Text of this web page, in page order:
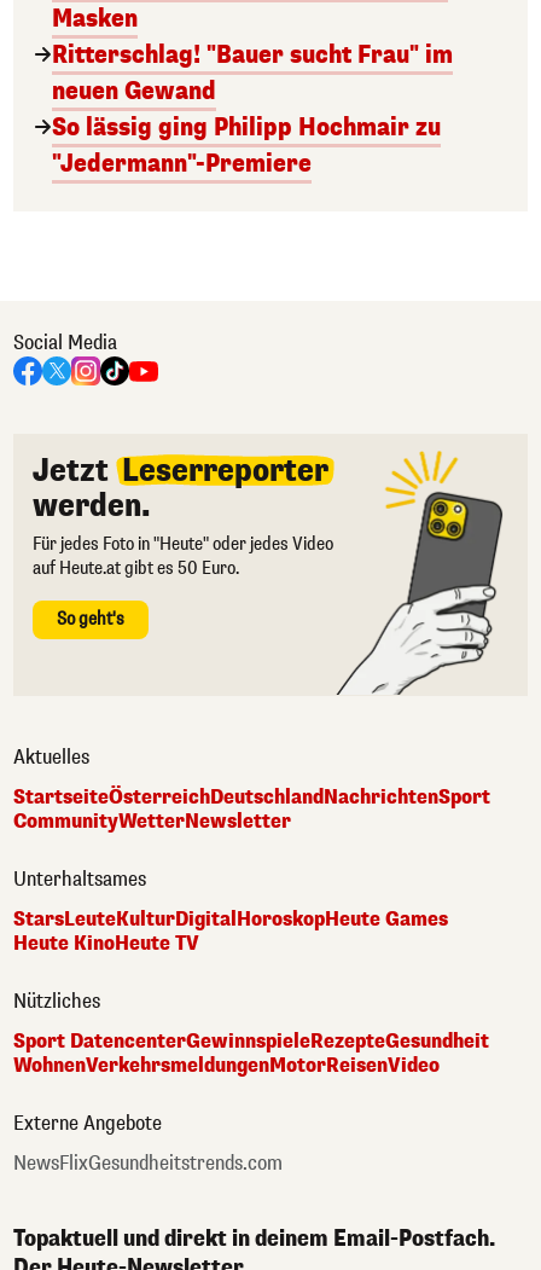
Masken
Ritterschlag! "Bauer sucht Frau" im
neuen Gewand
So lässig ging Philipp Hochmair zu
"Jedermann"-Premiere
Social Media
Jetzt Leserreporter
werden.
Für jedes Foto in "Heute" oder jedes Video
auf Heute.at gibt es 50 Euro.
So geht's
Aktuelles
StartseiteÖsterreichDeutschlandNachrichtenSport
CommunityWetterNewsletter
Unterhaltsames
StarsLeuteKulturDigital HoroskopHeute Games
Heute KinoHeute TV
Nützliches
Sport DatencenterGewinnspieleRezepteGesundheit
WohnenVerkehrsmeldungenMotorReisenVideo
Externe Angebote
NewsFlixGesundheitstrends.com
Topaktuell und direkt in deinem Email-Postfach.